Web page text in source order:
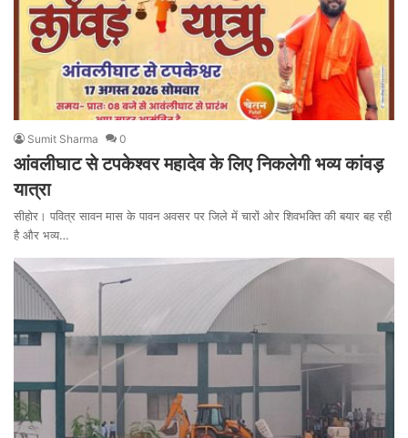
Sumit Sharma 0
आंवलीघाट से टपकेश्वर महादेव के लिए निकलेगी भव्य कांवड़
यात्रा
सीहोर। पवित्र सावन मास के पावन अवसर पर जिले में चारों ओर शिवभक्ति की बयार बह रही
है और भव्य…